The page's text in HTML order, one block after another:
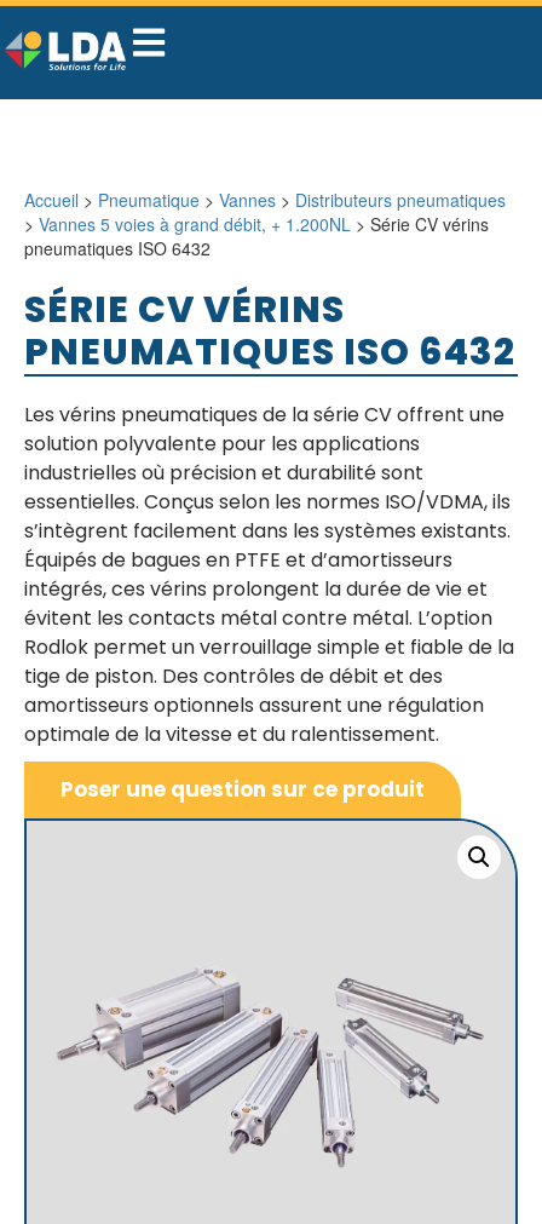
Accueil > Pneumatique > Vannes > Distributeurs pneumatiques
> Vannes 5 voies à grand débit, + 1.200NL > Série CV vérins
pneumatiques ISO 6432
SÉRIE CV VÉRINS
PNEUMATIQUES ISO 6432
Les vérins pneumatiques de la série CV offrent une
solution polyvalente pour les applications
industrielles où précision et durabilité sont
essentielles. Conçus selon les normes ISO/VDMA, ils
s’intègrent facilement dans les systèmes existants.
Équipés de bagues en PTFE et d’amortisseurs
intégrés, ces vérins prolongent la durée de vie et
évitent les contacts métal contre métal. L’option
Rodlok permet un verrouillage simple et fiable de la
tige de piston. Des contrôles de débit et des
amortisseurs optionnels assurent une régulation
optimale de la vitesse et du ralentissement.
Poser une question sur ce produit